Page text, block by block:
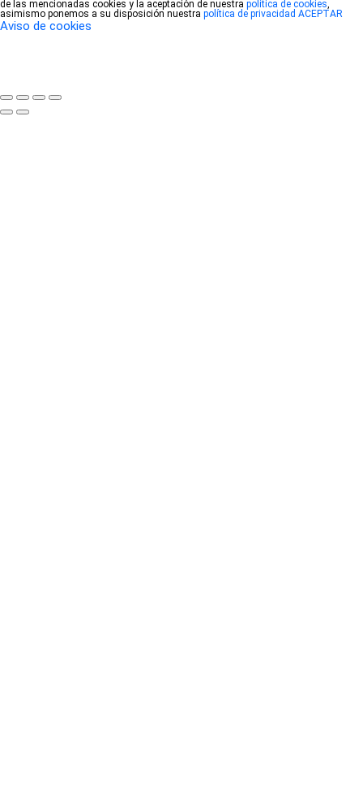
de las mencionadas cookies y la aceptación de nuestra política de cookies,
asimismo ponemos a su disposición nuestra política de privacidad ACEPTAR
Aviso de cookies